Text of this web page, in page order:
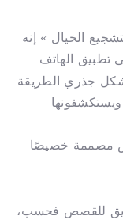
الخيال » إنه
تطبيق الهاتف
جذري الطريقة
مصممة خصيصًا
للقصص فحسب،